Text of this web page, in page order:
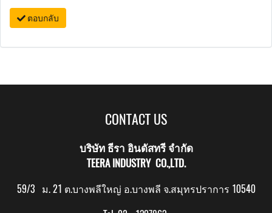
ตอบกลับ
CONTACT US
บริษัท ธีรา อินดัสทรี จำกัด
TEERA INDUSTRY CO.,LTD.
59/3 ม. 21 ต.บางพลีใหญ่ อ.บางพลี จ.สมุทรปราการ 10540